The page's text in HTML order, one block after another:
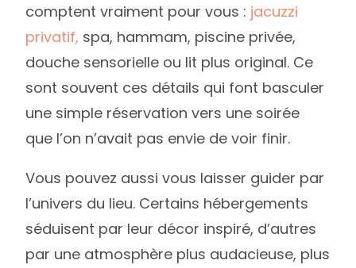
comptent vraiment pour vous : jacuzzi
privatif, spa, hammam, piscine privée,
douche sensorielle ou lit plus original. Ce
sont souvent ces détails qui font basculer
une simple réservation vers une soirée
que l’on n’avait pas envie de voir finir.
Vous pouvez aussi vous laisser guider par
l’univers du lieu. Certains hébergements
séduisent par leur décor inspiré, d’autres
par une atmosphère plus audacieuse, plus